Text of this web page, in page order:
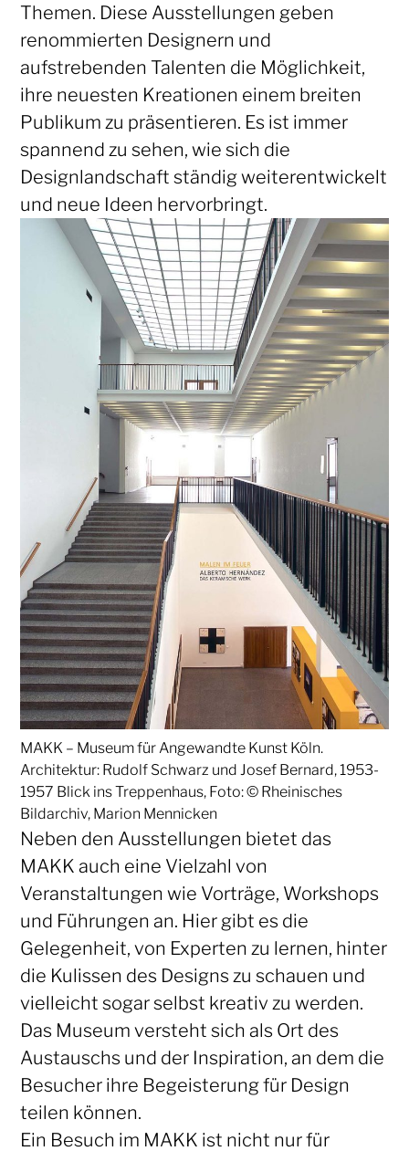
Themen. Diese Ausstellungen geben
renommierten Designern und
aufstrebenden Talenten die Möglichkeit,
ihre neuesten Kreationen einem breiten
Publikum zu präsentieren. Es ist immer
spannend zu sehen, wie sich die
Designlandschaft ständig weiterentwickelt
und neue Ideen hervorbringt.
MAKK – Museum für Angewandte Kunst Köln.
Architektur: Rudolf Schwarz und Josef Bernard, 1953-
1957 Blick ins Treppenhaus, Foto: © Rheinisches
Bildarchiv, Marion Mennicken
Neben den Ausstellungen bietet das
MAKK auch eine Vielzahl von
Veranstaltungen wie Vorträge, Workshops
und Führungen an. Hier gibt es die
Gelegenheit, von Experten zu lernen, hinter
die Kulissen des Designs zu schauen und
vielleicht sogar selbst kreativ zu werden.
Das Museum versteht sich als Ort des
Austauschs und der Inspiration, an dem die
Besucher ihre Begeisterung für Design
teilen können.
Ein Besuch im MAKK ist nicht nur für